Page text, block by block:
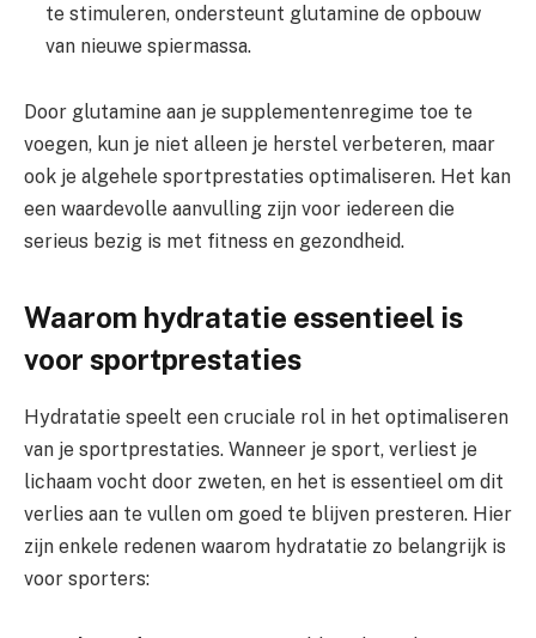
te stimuleren, ondersteunt glutamine de opbouw
van nieuwe spiermassa.
Door glutamine aan je supplementenregime toe te
voegen, kun je niet alleen je herstel verbeteren, maar
ook je algehele sportprestaties optimaliseren. Het kan
een waardevolle aanvulling zijn voor iedereen die
serieus bezig is met fitness en gezondheid.
Waarom hydratatie essentieel is
voor sportprestaties
Hydratatie speelt een cruciale rol in het optimaliseren
van je sportprestaties. Wanneer je sport, verliest je
lichaam vocht door zweten, en het is essentieel om dit
verlies aan te vullen om goed te blijven presteren. Hier
zijn enkele redenen waarom hydratatie zo belangrijk is
voor sporters: